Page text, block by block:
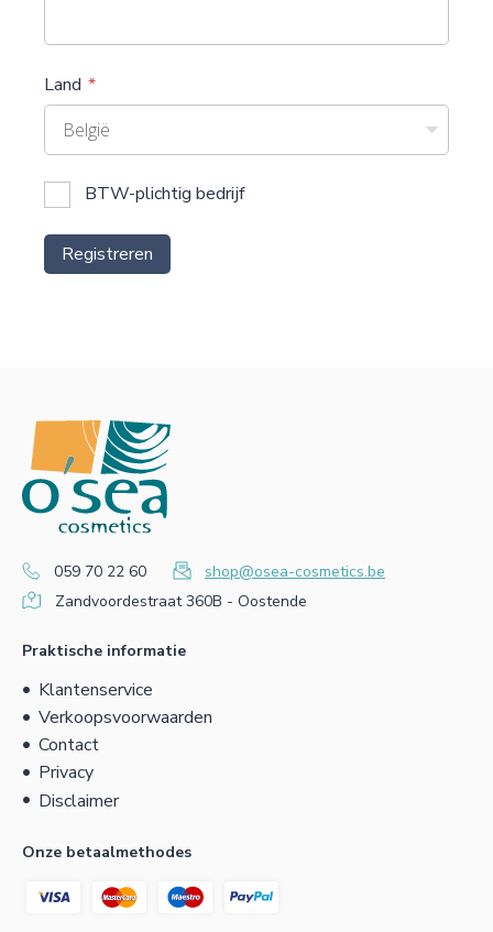
Land
België
BTW-plichtig bedrijf
Registreren
059 70 22 60
shop@osea-cosmetics.be
Zandvoordestraat 360B - Oostende
Praktische informatie
Klantenservice
Verkoopsvoorwaarden
Contact
Privacy
Disclaimer
Onze betaalmethodes